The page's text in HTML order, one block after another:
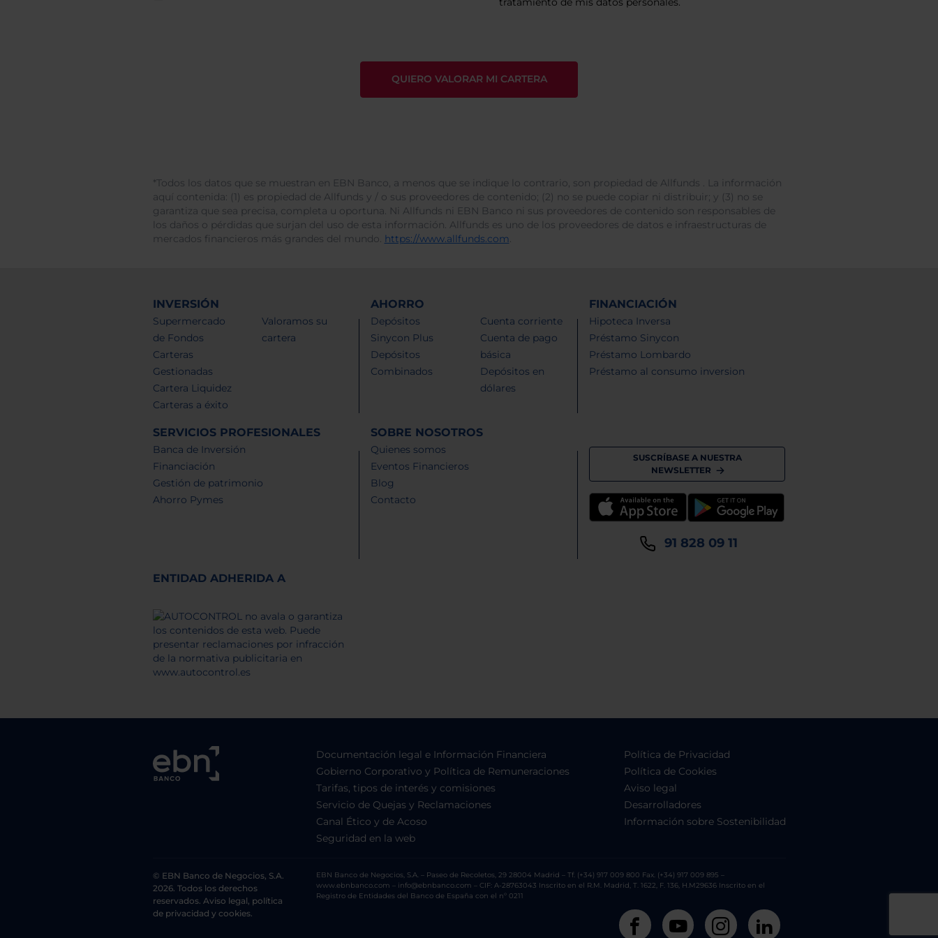
*Todos los datos que se muestran en EBN Banco, a menos que se indique lo contrario, son propiedad de Allfunds . La información
aquí contenida: (1) es propiedad de Allfunds y / o sus proveedores de contenido; (2) no se puede copiar ni distribuir; y (3) no se
garantiza que sea precisa, completa u oportuna. Ni Allfunds ni EBN Banco ni sus proveedores de contenido son responsables de
los daños o pérdidas que surjan del uso de esta información. Allfunds es uno de los proveedores de datos e infraestructuras de
mercados financieros más grandes del mundo. https://www.allfunds.com.
INVERSIÓN
Supermercado
de Fondos
Carteras
Gestionadas
Cartera Liquidez
Carteras a éxito
Valoramos su
cartera
AHORRO
Depósitos
Sinycon Plus
Depósitos
Combinados
Cuenta corriente
Cuenta de pago
básica
Depósitos en
dólares
FINANCIACIÓN
Hipoteca Inversa
Préstamo Sinycon
Préstamo Lombardo
Préstamo al consumo inversion
SERVICIOS PROFESIONALES
Banca de Inversión
Financiación
Gestión de patrimonio
Ahorro Pymes
SOBRE NOSOTROS
Quienes somos
Eventos Financieros
Blog
Contacto
SUSCRÍBASE A NUESTRA
NEWSLETTER
91 828 09 11
ENTIDAD ADHERIDA A
Documentación legal e Información Financiera
Gobierno Corporativo y Política de Remuneraciones
Tarifas, tipos de interés y comisiones
Servicio de Quejas y Reclamaciones
Canal Ético y de Acoso
Seguridad en la web
Política de Privacidad
Política de Cookies
Aviso legal
Desarrolladores
Información sobre Sostenibilidad
© EBN Banco de Negocios, S.A.
2026. Todos los derechos
reservados. Aviso legal, política
de privacidad y cookies.
EBN Banco de Negocios, S.A. – Paseo de Recoletos, 29 28004 Madrid – Tf. (+34) 917 009 800 Fax. (+34) 917 009 895 –
www.ebnbanco.com – info@ebnbanco.com – CIF: A-28763043 Inscrito en el R.M. Madrid, T. 1622, F. 136, H.M29636 Inscrito en el
Registro de Entidades del Banco de España con el nº 0211